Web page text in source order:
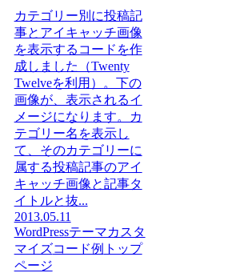
カテゴリー別に投稿記
事とアイキャッチ画像
を表示するコードを作
成しました（Twenty
Twelveを利用）。下の
画像が、表示されるイ
メージになります。カ
テゴリー名を表示し
て、そのカテゴリーに
属する投稿記事のアイ
キャッチ画像と記事タ
イトルと抜...
2013.05.11
WordPressテーマカスタ
マイズコード例 トップ
ページ